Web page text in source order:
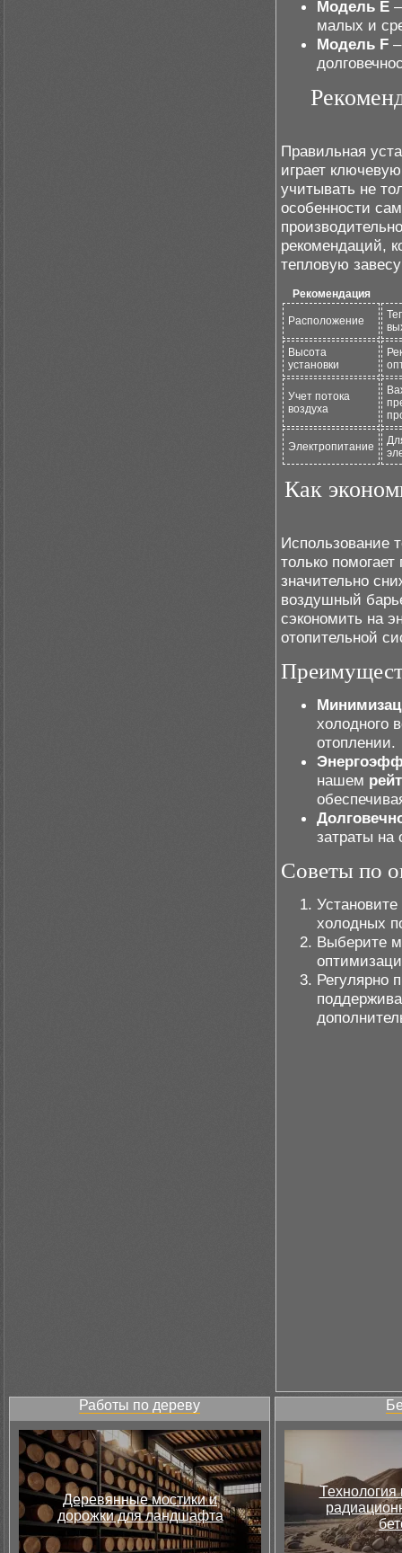
Модель E
малых и
Модель F
Правильная
играет
учитывать не
особенности
рекомендаций,
тепловую
Рекомендация
Расположение
Высота
установки
Учет потока
воздуха
Электропитание
Как
Использование
только
значительно
воздушный
сэкономить на
отопительной
холодного
отоплении.
нашем
затраты на
Советы по
холодных
Выберите
Регулярно
Работы по дереву
Деревянные мостики и
дорожки для ландшафта
Технология